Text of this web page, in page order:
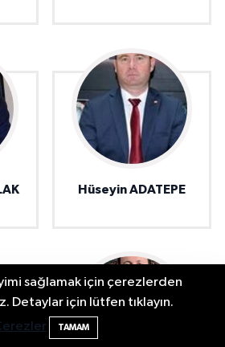
Hüseyin ADATEPE
sağlamak için çerezlerden
Detaylar için lütfen tıklayın.
TAMAM
Bal Festivalinde Hande